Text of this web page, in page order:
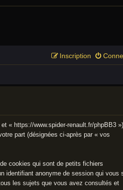
Inscription
« https://www.spider-renault.fr/phpBB3
part (désignées ci-après par « vos
cookies qui sont de petits fichiers
identifiant anonyme de session qui vous
les sujets que vous avez consultés et